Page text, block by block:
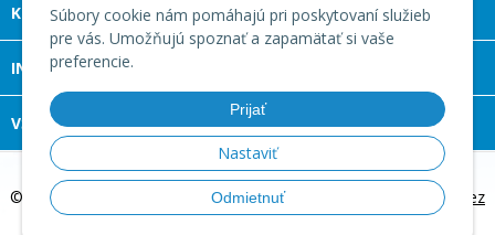
Súbory cookie nám pomáhajú pri poskytovaní služieb
pre vás. Umožňujú spoznať a zapamätať si vaše
preferencie.
Prijať
Nastaviť
Odmietnuť
KONTAKT
INFOLINKA
VŠETKO O NÁKUPE
© 2026 Margoč Koi kapre a záhradné jazierka •
tvorba eshopu cez
UNIobchod,webhostingspoločnostiWEBYGROUP